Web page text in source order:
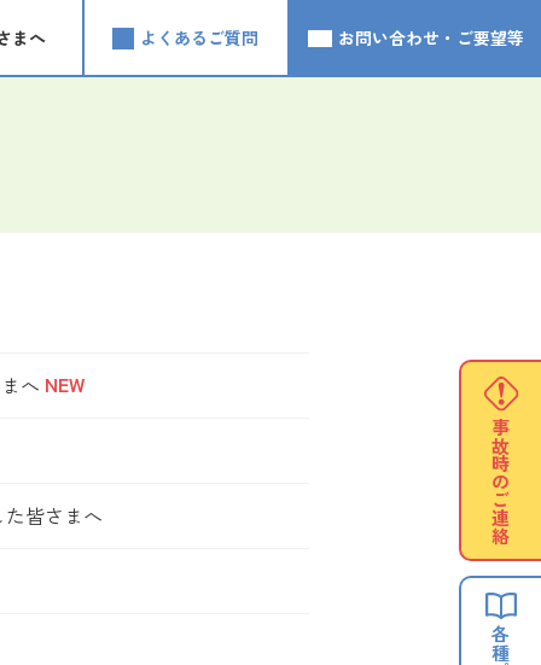
まへ よくあるご質問 お問い合わせ・ご要望等
へ NEW
皆さまへ
事故時の
ご連絡
各種